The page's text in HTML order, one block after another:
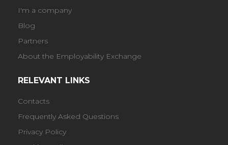
I'm a company
Blog
Partners
About the Employability Exchange
RELEVANT LINKS
Contacts
Frequently Asked Questions
Privacy Policy